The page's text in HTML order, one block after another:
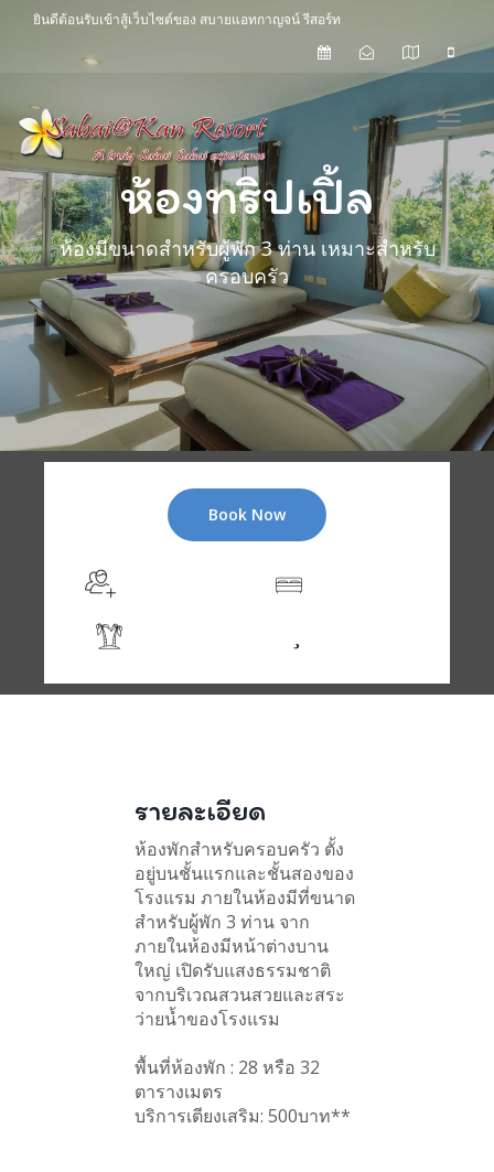
ยินดีต้อนรับเข้าสู้เว็บไซต์ของ สบายแอทกาญจน์ รีสอร์ท
ห้องทริปเปิ้ล
ห้องมีขนาดสำหรับผู้พัก 3 ท่าน เหมาะสำหรับ
ครอบครัว
Book Now
รายละเอียด
ห้องพักสำหรับครอบครัว ตั้ง
อยู่บนชั้นแรกและชั้นสองของ
โรงแรม ภายในห้องมีที่ขนาด
สำหรับผู้พัก 3 ท่าน จาก
ภายในห้องมีหน้าต่างบาน
ใหญ่ เปิดรับแสงธรรมชาติ
จากบริเวณสวนสวยและสระ
ว่ายน้ำของโรงแรม
พื้นที่ห้องพัก : 28 หรือ 32
ตารางเมตร
บริการเตียงเสริม: 500บาท**